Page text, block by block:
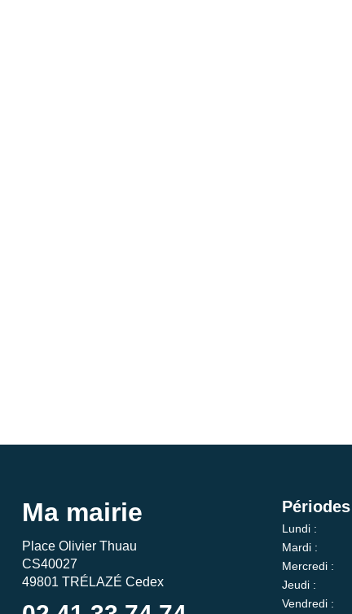
Ma mairie
Place Olivier Thuau
CS40027
49801 TRÉLAZÉ Cedex
Lundi :
Mardi :
Mercredi :
Jeudi :
Vendredi :